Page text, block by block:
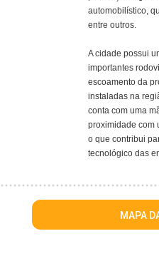
automobilístico,
entre outros.
A cidade possui
importantes
escoamento da
instaladas na
conta com uma
proximidade com
o que contribui
tecnológico das
MAPA